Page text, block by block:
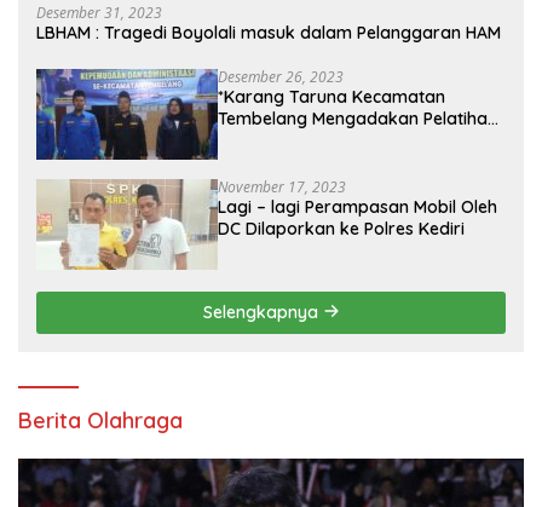
Desember 31, 2023
LBHAM : Tragedi Boyolali masuk dalam Pelanggaran HAM
Desember 26, 2023
*Karang Taruna Kecamatan
Tembelang Mengadakan Pelatihan
November 17, 2023
Lagi – lagi Perampasan Mobil Oleh
DC Dilaporkan ke Polres Kediri
Selengkapnya
Berita Olahraga